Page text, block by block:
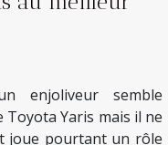
enjoliveur semble
Toyota Yaris mais il ne
joue pourtant un rôle